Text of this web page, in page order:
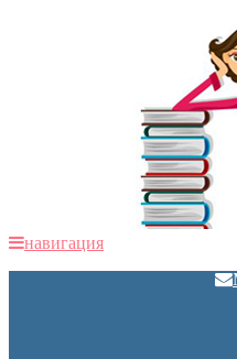
навигация